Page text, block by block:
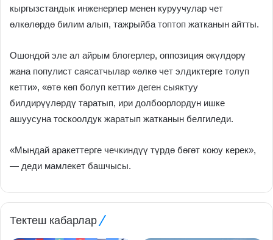
кыргызстандык инженерлер менен куруучулар чет
өлкөлөрдө билим алып, тажрыйба топтоп жатканын айтты.
Ошондой эле ал айрым блогерлер, оппозиция өкүлдөрү
жана популист саясатчылар «өлкө чет элдиктерге толуп
кетти», «өтө көп болуп кетти» деген сыяктуу
билдирүүлөрдү таратып, ири долбоорлордун ишке
ашуусуна тоскоолдук жаратып жатканын белгиледи.
«Мындай аракеттерге чечкиндүү түрдө бөгөт коюу керек»,
— деди мамлекет башчысы.
Тектеш кабарлар